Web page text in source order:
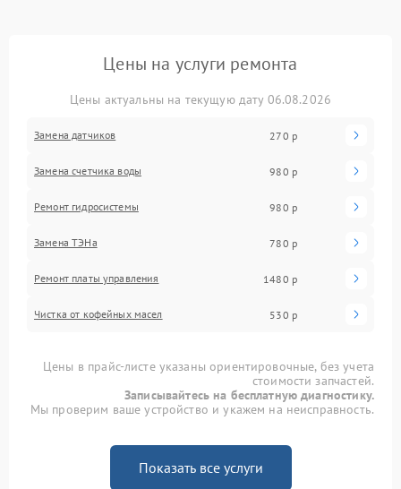
Цены на услуги ремонта
Цены актуальны на текущую дату 06.08.2026
Замена датчиков 270 р
Замена счетчика воды 980 р
Ремонт гидросистемы 980 р
Замена ТЭНа 780 р
Ремонт платы управления 1480 р
Чистка от кофейных масел 530 р
Цены в прайс-листе указаны ориентировочные, без учета
стоимости запчастей.
Записывайтесь на бесплатную диагностику.
Мы проверим ваше устройство и укажем на неисправность.
Показать все услуги